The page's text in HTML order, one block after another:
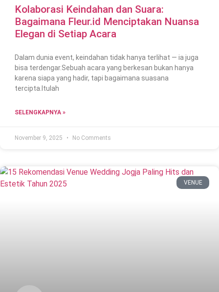
Kolaborasi Keindahan dan Suara:
Bagaimana Fleur.id Menciptakan Nuansa
Elegan di Setiap Acara
Dalam dunia event, keindahan tidak hanya terlihat — ia juga
bisa terdengar.Sebuah acara yang berkesan bukan hanya
karena siapa yang hadir, tapi bagaimana suasana
tercipta.Itulah
SELENGKAPNYA »
November 9, 2025 No Comments
VENUE